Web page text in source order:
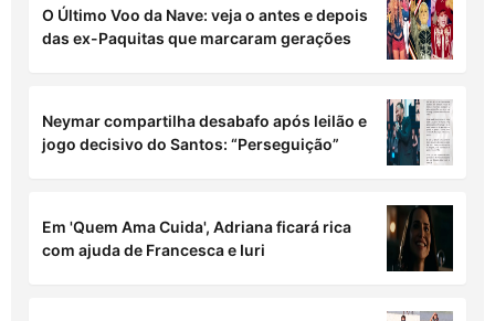
O Último Voo da Nave: veja o antes e depois
das ex-Paquitas que marcaram gerações
Neymar compartilha desabafo após leilão e
jogo decisivo do Santos: “Perseguição”
Em 'Quem Ama Cuida', Adriana ficará rica
com ajuda de Francesca e Iuri